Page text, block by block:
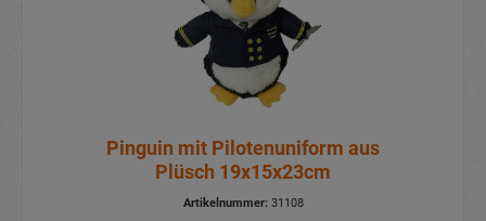
Pinguin mit Pilotenuniform aus
Plüsch 19x15x23cm
Artikelnummer:31108